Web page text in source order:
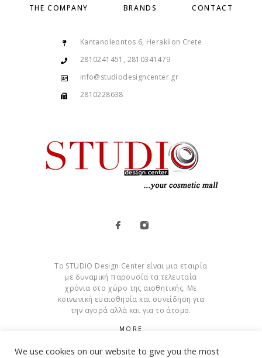
THE COMPANY BRANDS CONTACT
Kantanoleontos 6, Heraklion Crete
2810241451, 2810341479
info@studiodesigncenter.gr
2810228638
Το STUDIO Design Center είναι μια εταιρία
με δυναμική παρουσία τα τελευταία
χρόνια στο χώρο της αισθητικής. Με
κοινωνική ευαισθησία και συνείδηση για
την αγορά αλλά και για το άτομο.
MORE
Cookies
We use cookies on our website to give you the most